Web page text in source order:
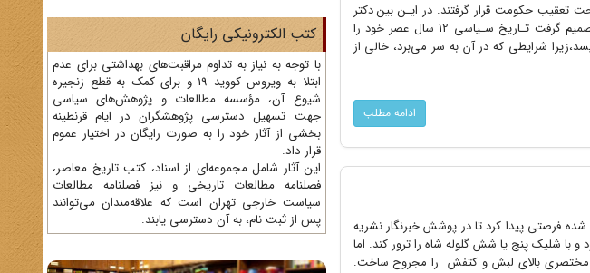
و یاران نزدیک او‌ تحت‌ تعقیب حکومت قرار گرفتند. در ایـن بین دکتر
فاطمی نشانه اول بود‌.او تقریبا یک ماه‌ پس‌ از اختفا و رسیدن به آسـودگی نسبی،تصمیم گرفت تـاریخ سـیاسی 12 سال عصر خود را
بنویسد،زیرا‌ شرایطی‌ که در آن به سر می‌برد، خالی از
ادامه مطلب
از پیش طراحی شده فرصتی پیدا کرد تا در پوشش خبرنگار نشریه
و با شلیک پنج یا شش گلوله شاه را ترور کند. اما
مختصری بالای لبش و کتفش را مجروح ساخت.
کتب الکترونیکی رایگان
با توجه به نیاز به تداوم مراقبت‌های بهداشتی برای عدم
ابتلا به ویروس کووید 19 و برای کمک به قطع زنجیره
شیوع آن، مؤسسه مطالعات و پژوهش‌های سیاسی
جهت تسهیل دسترسی پژوهشگران در ایام قرنطینه
بخشی از آثار خود را به صورت رایگان در اختیار عموم
قرار داد.
این آثار شامل مجموعه‌ای از اسناد، کتب تاریخ معاصر،
فصلنامه‌ مطالعات تاریخی و نیز فصلنامه مطالعات
سیاست خارجی تهران است که علاقه‌مندان می‌توانند
پس از ثبت نام، به آن دسترسی یابند.